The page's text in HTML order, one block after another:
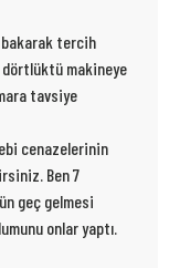
tercih
dörtlüktü makineye
tavsiye
cenazelerinin
Ben 7
geç gelmesi
onlar yaptı.